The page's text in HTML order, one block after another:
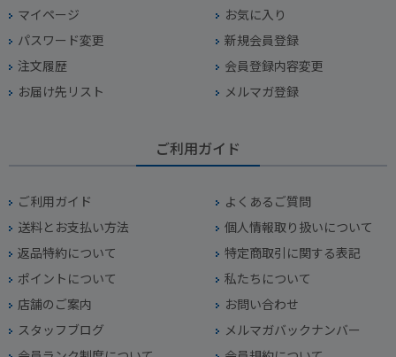
マイページ
お気に入り
パスワード変更
新規会員登録
注文履歴
会員登録内容変更
お届け先リスト
メルマガ登録
ご利用ガイド
ご利用ガイド
よくあるご質問
送料とお支払い方法
個人情報取り扱いについて
返品特約について
特定商取引に関する表記
ポイントについて
私たちについて
店舗のご案内
お問い合わせ
スタッフブログ
メルマガバックナンバー